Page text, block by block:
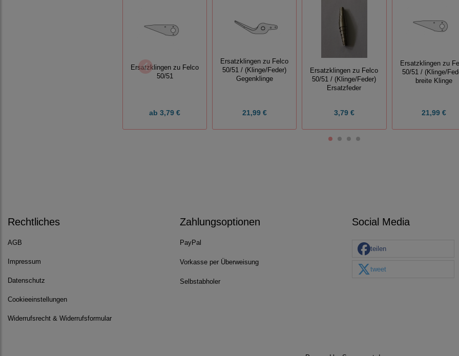
Ersatzklingen zu Felco
50/51
ab 3,79 €
Ersatzklingen zu Felco
50/51 / (Klinge/Feder)
Gegenklinge
21,99 €
Ersatzklingen zu Felco
50/51 / (Klinge/Feder)
Ersatzfeder
3,79 €
Ersatzklingen zu
50/51 / (Klinge/
breite Klinge
21,99 €
Rechtliches
AGB
Impressum
Datenschutz
Cookieeinstellungen
Widerrufsrecht & Widerrufsformular
Zahlungsoptionen
PayPal
Vorkasse per Überweisung
Selbstabholer
Social Media
teilen
tweet